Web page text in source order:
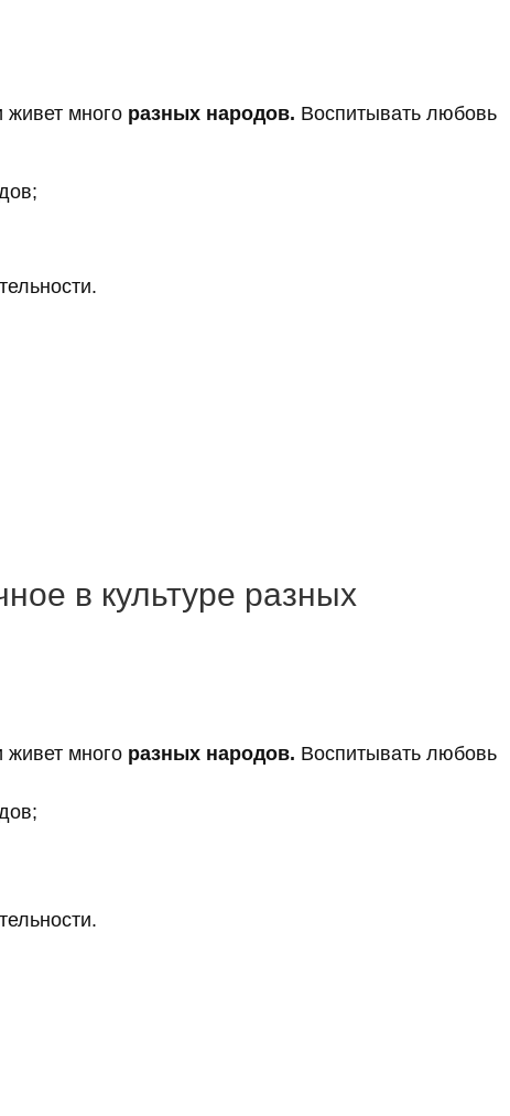
живет много разных народов. Воспитывать любовь
в культуре разных
живет много разных народов. Воспитывать любовь